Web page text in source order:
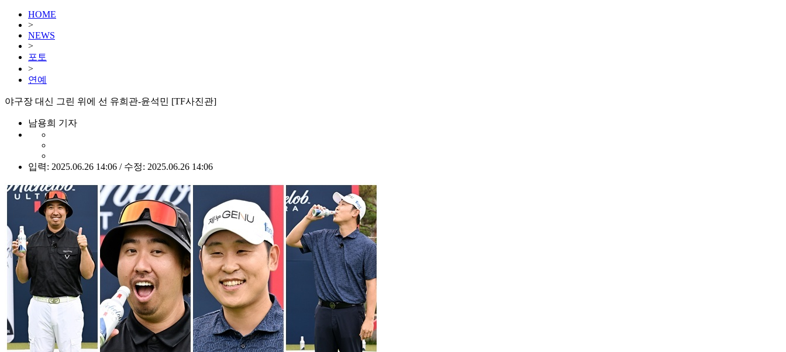
HOME
>
NEWS
>
포토
>
연예
야구장 대신 그린 위에 선 유희관-윤석민 [TF사진관]
남용희 기자
입력: 2025.06.26 14:06 / 수정: 2025.06.26 14:06